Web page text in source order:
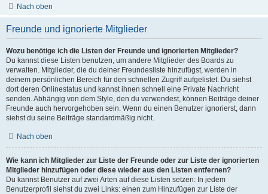
Nach oben
Freunde und ignorierte Mitglieder
Wozu benötige ich die Listen der Freunde und ignorierten Mitglieder?
Du kannst diese Listen benutzen, um andere Mitglieder des Boards zu
verwalten. Mitglieder, die du deiner Freundesliste hinzufügst, werden in
deinem persönlichen Bereich für den schnellen Zugriff aufgelistet. Du siehst
dort deren Onlinestatus und kannst ihnen schnell eine Private Nachricht
senden. Abhängig von dem Style, den du verwendest, können Beiträge deiner
Freunde auch hervorgehoben sein. Wenn du einen Benutzer ignorierst, dann
siehst du seine Beiträge standardmäßig nicht.
Nach oben
Wie kann ich Mitglieder zur Liste der Freunde oder zur Liste der ignorierten
Mitglieder hinzufügen oder diese wieder aus den Listen entfernen?
Du kannst Benutzer auf zwei Arten auf diese Listen setzen: In jedem
Benutzerprofil siehst du zwei Links: einen zum Hinzufügen zur Liste der